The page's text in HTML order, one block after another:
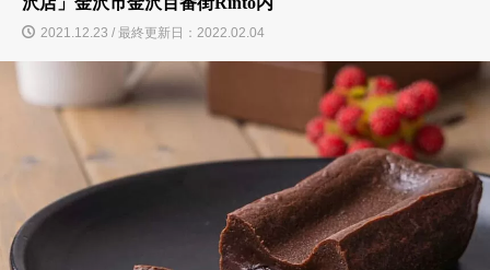
2021.12.23 / 最終更新日：2022.02.04